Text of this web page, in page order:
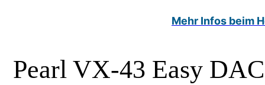
Mehr Infos beim
Pearl VX-43 Easy